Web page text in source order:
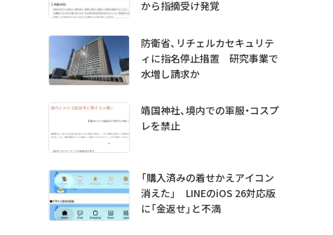
から指摘受け発覚
防衛省、リチェルカセキュリテ
ィに指名停止措置 研究事業で
水増し請求か
靖国神社、境内での軍服・コスプ
レを禁止
「購入済みの着せかえアイコン
消えた」 LINEのiOS 26対応版
に「金返せ」と不満